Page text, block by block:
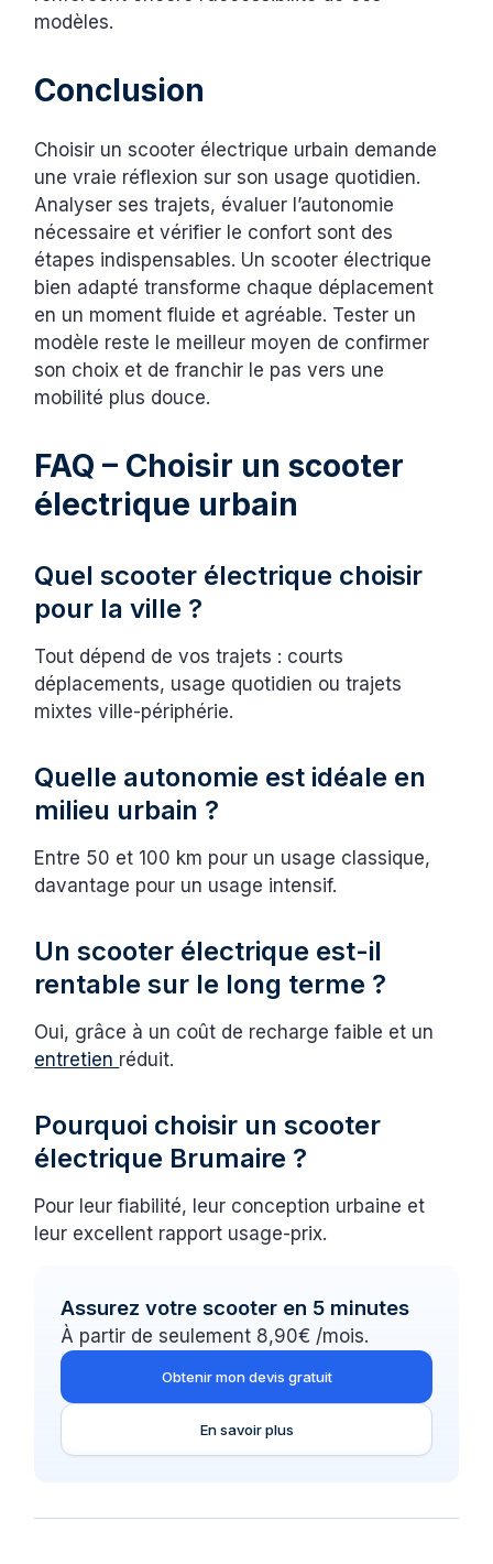
modèles.
Conclusion
Choisir un scooter électrique urbain demande
une vraie réflexion sur son usage quotidien.
Analyser ses trajets, évaluer l’autonomie
nécessaire et vérifier le confort sont des
étapes indispensables. Un scooter électrique
bien adapté transforme chaque déplacement
en un moment fluide et agréable. Tester un
modèle reste le meilleur moyen de confirmer
son choix et de franchir le pas vers une
mobilité plus douce.
FAQ – Choisir un scooter
électrique urbain
Quel scooter électrique choisir
pour la ville ?
Tout dépend de vos trajets : courts
déplacements, usage quotidien ou trajets
mixtes ville-périphérie.
Quelle autonomie est idéale en
milieu urbain ?
Entre 50 et 100 km pour un usage classique,
davantage pour un usage intensif.
Un scooter électrique est-il
rentable sur le long terme ?
Oui, grâce à un coût de recharge faible et un
entretien réduit.
Pourquoi choisir un scooter
électrique Brumaire ?
Pour leur fiabilité, leur conception urbaine et
leur excellent rapport usage-prix.
Assurez votre scooter en 5 minutes
À partir de seulement 8,90€ /mois.
Obtenir mon devis gratuit
En savoir plus